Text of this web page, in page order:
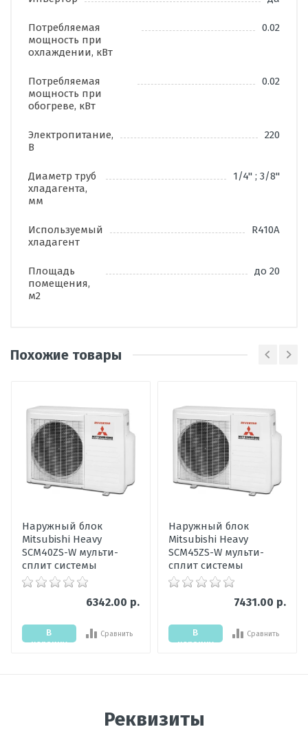
Потребляемая
мощность при
охлаждении, кВт
0.02
Потребляемая
мощность при
обогреве, кВт
0.02
Электропитание,
В
220
Диаметр труб
хладагента,
мм
1/4'' ; 3/8''
Используемый
хладагент
R410A
Площадь
помещения,
м2
до 20
Оценка
Пожалуйста, оцените по 5 бальной шкале
Ваше имя
Ваше сообщение
Похожие товары
Наружный блок
Mitsubishi Heavy
SCM40ZS-W мульти-
сплит системы
6342.00 р.
В
корзину
Сравнить
Наружный блок
Mitsubishi Heavy
SCM45ZS-W мульти-
сплит системы
7431.00 р.
В
корзину
Сравнить
Реквизиты